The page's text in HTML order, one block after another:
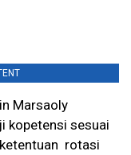
Marsaoly
kopetensi sesuai
rotasi